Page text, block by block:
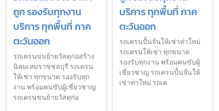
ถูก รองรับทุกงาน
บริการ ทุกพื้นที่ ภาค
ตะวันออก
รถเครนขนย้ายวัสดุก่อสร้าง
นิคมเหมราชชลบุรี รถเครน
ให้เช่า ทุกขนาด รองรับทุก
งาน พร้อมคนขับผู้เชี่ยวชาญ
รถเครนขนย้ายวัสดุก่อ
บริการ ทุกพื้นที่ ภาค
ตะวันออก
รถเครนปั้นจั่นให้เช่าท่าใหม่
รถเครนให้เช่า ทุกขนาด
รองรับทุกงาน พร้อมคนขับผู้
เชี่ยวชาญ รถเครนปั้นจั่นให้
เช่าท่าใหม่ รถเค